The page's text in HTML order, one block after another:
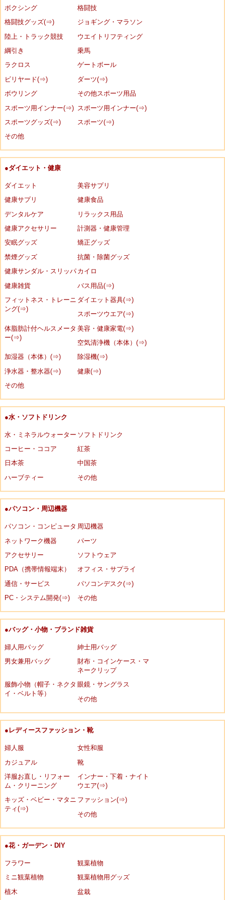
ボクシング
格闘技
格闘技グッズ(⇒)
ジョギング・マラソン
陸上・トラック競技
ウエイトリフティング
綱引き
乗馬
ラクロス
ゲートボール
ビリヤード(⇒)
ダーツ(⇒)
ボウリング
その他スポーツ用品
スポーツ用インナー(⇒)
スポーツ用インナー(⇒)
スポーツグッズ(⇒)
スポーツ(⇒)
その他
●ダイエット・健康
ダイエット
美容サプリ
健康サプリ
健康食品
デンタルケア
リラックス用品
健康アクセサリー
計測器・健康管理
安眠グッズ
矯正グッズ
禁煙グッズ
抗菌・除菌グッズ
健康サンダル・スリッパ カイロ
健康雑貨
バス用品(⇒)
フィットネス・トレーニ
ング(⇒)
ダイエット器具(⇒)
スポーツウエア(⇒)
体脂肪計付ヘルスメータ
ー(⇒)
美容・健康家電(⇒)
空気清浄機（本体）(⇒)
加湿器（本体）(⇒)
除湿機(⇒)
浄水器・整水器(⇒)
健康(⇒)
その他
●水・ソフトドリンク
水・ミネラルウォーター ソフトドリンク
コーヒー・ココア
紅茶
日本茶
中国茶
ハーブティー
その他
●パソコン・周辺機器
パソコン・コンピュータ 周辺機器
ネットワーク機器
パーツ
アクセサリー
ソフトウェア
PDA（携帯情報端末）
オフィス・サプライ
通信・サービス
パソコンデスク(⇒)
PC・システム開発(⇒)
その他
●バッグ・小物・ブランド雑貨
婦人用バッグ
紳士用バッグ
男女兼用バッグ
財布・コインケース・マ
ネークリップ
服飾小物（帽子・ネクタ
イ・ベルト等）
眼鏡・サングラス
その他
●レディースファッション・靴
婦人服
女性和服
カジュアル
靴
洋服お直し・リフォー
ム・クリーニング
インナー・下着・ナイト
ウエア(⇒)
キッズ・ベビー・マタニ
ティ(⇒)
ファッション(⇒)
その他
●花・ガーデン・DIY
フラワー
観葉植物
ミニ観葉植物
観葉植物用グッズ
植木
盆栽